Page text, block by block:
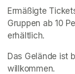
Ermäßigte
Gruppen ab 10
erhältlich.
Das Gelände ist
willkommen.